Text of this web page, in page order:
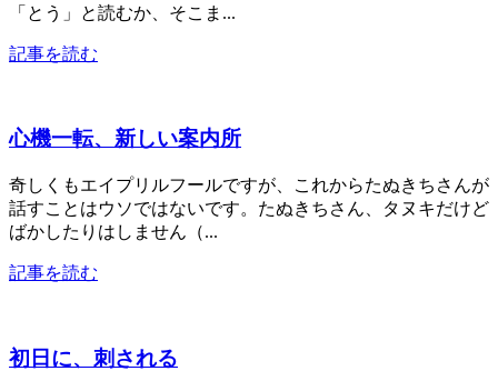
「とう」と読むか、そこま...
記事を読む
心機一転、新しい案内所
奇しくもエイプリルフールですが、これからたぬきちさんが
話すことはウソではないです。たぬきちさん、タヌキだけど
ばかしたりはしません（...
記事を読む
初日に、刺される